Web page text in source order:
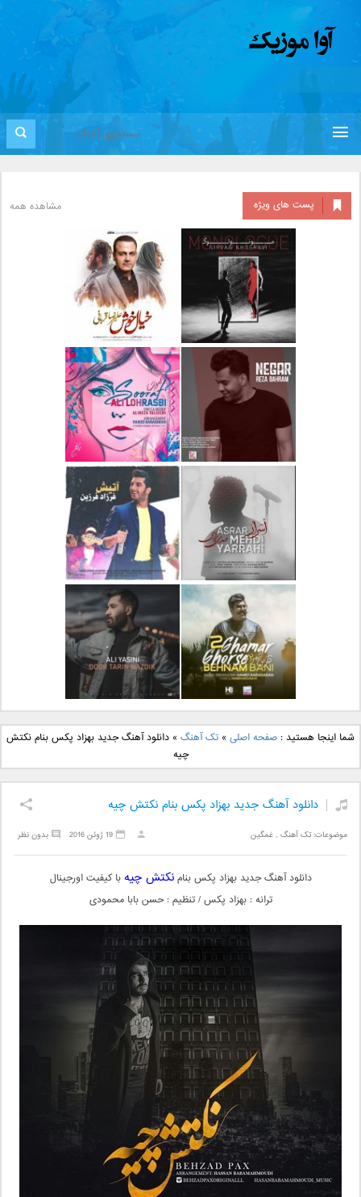
پست های ویژه مشاهده همه
دانلود آلبوم جدید سیروان
خسروی بنام مونولوگ
دانلود آهنگ جدید علیرضا
قربانی بنام خیال خوش
دانلود آهنگ جدید رضا
بهرام بنام نگار
دانلود آهنگ جدید علی
لهراسبی بنام صورت
دانلود آهنگ جدید مهدی
یراحی بنام اسرار
دانلود آهنگ جدید فرزاد
فرزین بنام آتیش
دانلود آهنگ جدید بهنام
بانی بنام قرص قمر 2
دانلود آهنگ جدید علی
یاسینی بنام دورترین نزدیک
شما اینجا هستید :صفحه اصلی »تک آهنگ »دانلود آهنگ جدید بهزاد پکس بنام نکتش
چیه
دانلود آهنگ جدید بهزاد پکس بنام نکتش چیه
موضوعات:تک آهنگ ,غمگین بدون نظر 19 ژوئن 2016
دانلود آهنگ جدید بهزاد پکس بنامنکتش چیهبا کیفیت اورجینال
ترانه : بهزاد پکس / تنظیم : حسن بابا محمودی